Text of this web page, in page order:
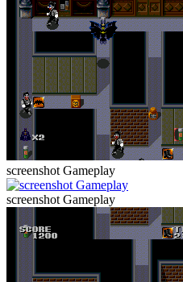
screenshot Gameplay
screenshot Gameplay